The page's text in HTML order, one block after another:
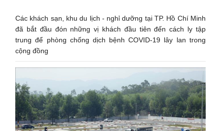
Các khách sạn, khu du lịch - nghỉ dưỡng tại TP. Hồ Chí Minh
đã bắt đầu đón những vị khách đầu tiên đến cách ly tập
trung để phòng chống dịch bệnh COVID-19 lây lan trong
cộng đồng